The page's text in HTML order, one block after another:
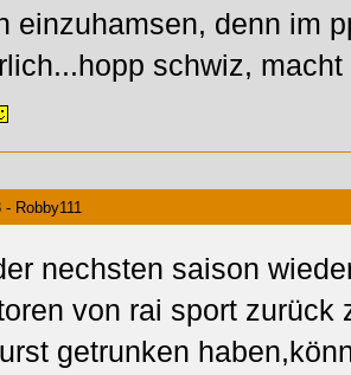
einzuhamsen, denn im
schwiz,
Robby111
nechsten saison
von rai sport zurück
getrunken